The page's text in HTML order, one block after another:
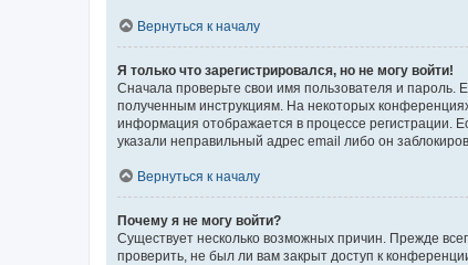
Вернуться к началу
Я только что зарегистрировался, но не могу войти!
Сначала проверьте свои имя пользователя и пароль.
полученным инструкциям. На некоторых
информация отображается в процессе регистрации.
указали неправильный адрес email либо он
Вернуться к началу
Почему я не могу войти?
Существует несколько возможных причин. Прежде
проверить, не был ли вам закрыт доступ к